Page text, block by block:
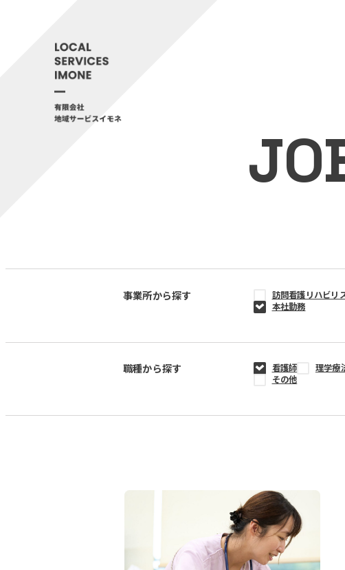
事業所から探す 訪問看護リハビリ
本社勤務
職種から探す 看護師 理学療
その他